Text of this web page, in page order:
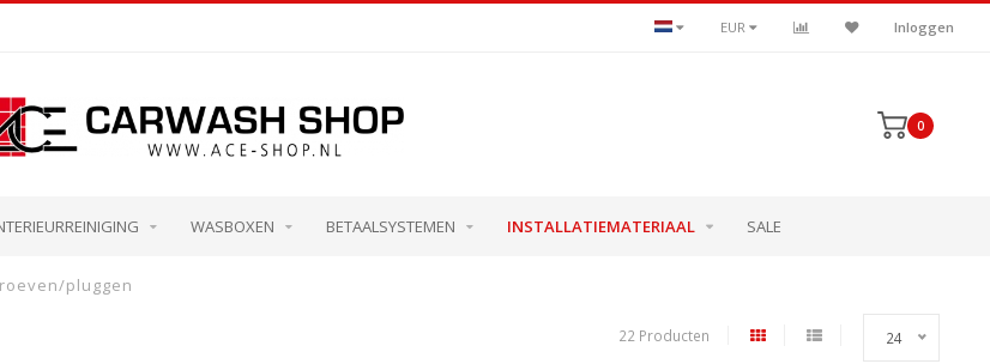
EUR Inloggen
0
WASBOXEN BETAALSYSTEMEN INSTALLATIEMATERIAAL SALE
pluggen
22 Producten 24